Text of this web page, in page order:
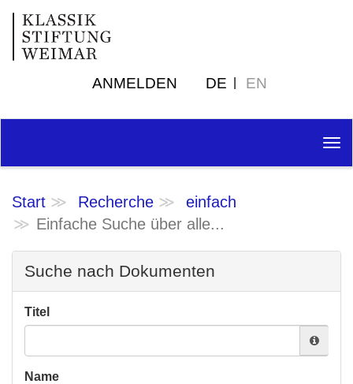
ANMELDEN DE EN
Start Recherche
einfach
Einfache Suche über alle...
Suche nach Dokumenten
Titel
Name